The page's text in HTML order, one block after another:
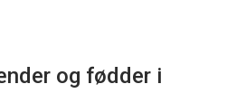
og fødder i